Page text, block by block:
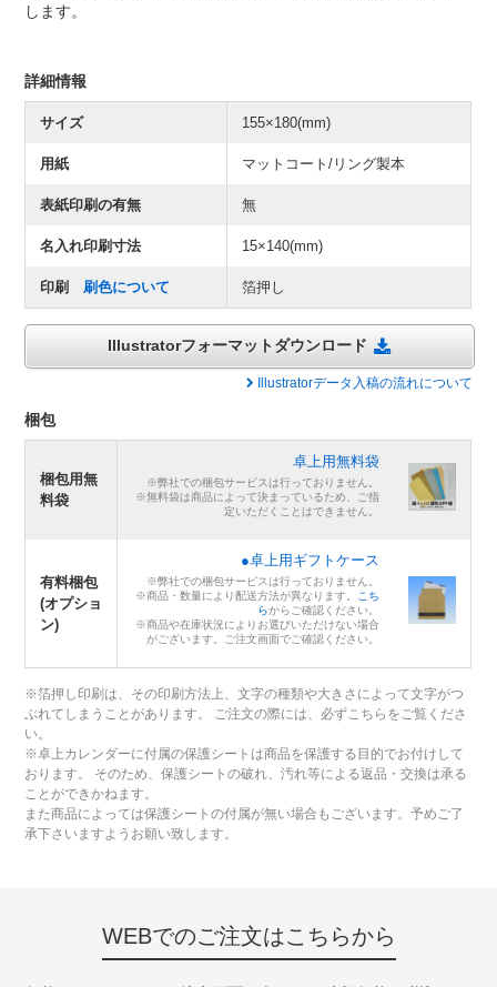
します。
詳細情報
サイズ 155×180(mm)
用紙 マットコート/リング製本
表紙印刷の有無 無
名入れ印刷寸法 15×140(mm)
印刷 刷色について 箔押し
Illustratorフォーマットダウンロード
Illustratorデータ入稿の流れについて
梱包
梱包用無
料袋
卓上用無料袋
※弊社での梱包サービスは行っておりません。
※無料袋は商品によって決まっているため、ご指
定いただくことはできません。
有料梱包
(オプショ
ン)
●卓上用ギフトケース
※弊社での梱包サービスは行っておりません。
※商品・数量により配送方法が異なります。
こち
らからご確認ください。
※商品や在庫状況によりお選びいただけない場合
がございます。ご注文画面でご確認ください。
※箔押し印刷は、その印刷方法上、文字の種類や大きさによって文字がつ
ぶれてしまうことがあります。 ご注文の際には、必ずこちらをご覧くださ
い。
※卓上カレンダーに付属の保護シートは商品を保護する目的でお付けして
おります。 そのため、保護シートの破れ、汚れ等による返品・交換は承る
ことができかねます。
また商品によっては保護シートの付属が無い場合もございます。予めご了
承下さいますようお願い致します。
WEBでのご注文はこちらから